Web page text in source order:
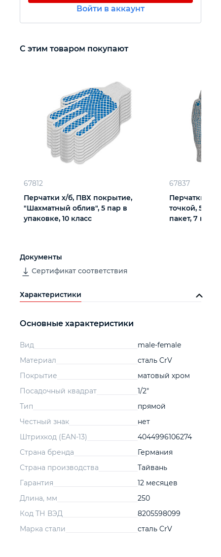
Крепежный инструмент
Режущий инструмент
Войти в аккаунт
С этим товаром покупают
67812
Перчатки х/б, ПВХ покрытие,
"Шахматный облив", 5 пар в
упаковке, 10 класс
67837
Перчатки
точкой, 5
пакет, 7 класс
Документы
Сертификат соответствия
Характеристики
Основные характеристики
Вид
male-female
Материал
сталь CrV
Покрытие
матовый хром
Посадочный квадрат
1/2"
Тип
прямой
Честный знак
нет
Штрихкод (EAN-13)
4044996106274
Страна бренда
Германия
Страна производства
Тайвань
Гарантия
12 месяцев
Длина, мм
250
Код ТН ВЭД
8205598099
Марка стали
сталь CrV